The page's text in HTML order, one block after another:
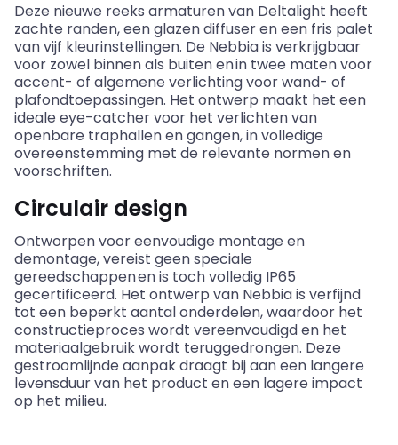
Deze nieuwe reeks armaturen van Deltalight heeft
zachte randen, een glazen diffuser en een fris palet
van vijf kleurinstellingen. De Nebbiais verkrijgbaar
voor zowel binnen als buiten en in twee maten voor
accent- of algemene verlichting voor wand- of
plafondtoepassingen. Het ontwerp maakt het een
ideale eye-catchervoor het verlichten van
openbare traphallen en gangen, in volledige
overeenstemming met de relevante normen en
voorschriften.
Circulair design
Ontworpen voor eenvoudige montage en
demontage, vereist geen speciale
gereedschappen en is toch volledig IP65
gecertificeerd. Het ontwerp van Nebbiais verfijnd
tot een beperkt aantal onderdelen, waardoor het
constructieproces wordt vereenvoudigd en het
materiaalgebruik wordt teruggedrongen. Deze
gestroomlijnde aanpak draagt bij aan een langere
levensduur van het product en een lagere impact
op het milieu.